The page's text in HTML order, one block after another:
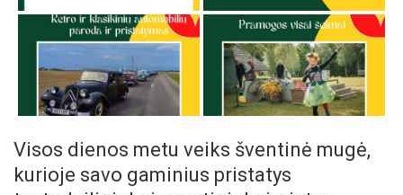
Visos dienos metu veiks šventinė mugė,
kurioje savo gaminius pristatys